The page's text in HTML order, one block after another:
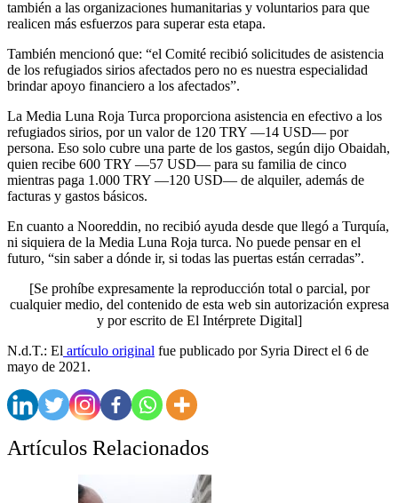
también a las organizaciones humanitarias y voluntarios para que
realicen más esfuerzos para superar esta etapa.
También mencionó que: “el Comité recibió solicitudes de asistencia
de los refugiados sirios afectados pero no es nuestra especialidad
brindar apoyo financiero a los afectados”.
La Media Luna Roja Turca proporciona asistencia en efectivo a los
refugiados sirios, por un valor de 120 TRY —14 USD— por
persona. Eso solo cubre una parte de los gastos, según dijo Obaidah,
quien recibe 600 TRY —57 USD— para su familia de cinco
mientras paga 1.000 TRY —120 USD— de alquiler, además de
facturas y gastos básicos.
En cuanto a Nooreddin, no recibió ayuda desde que llegó a Turquía,
ni siquiera de la Media Luna Roja turca. No puede pensar en el
futuro, “sin saber a dónde ir, si todas las puertas están cerradas”.
[Se prohíbe expresamente la reproducción total o parcial, por
cualquier medio, del contenido de esta web sin autorización expresa
y por escrito de El Intérprete Digital]
N.d.T.: El artículo original fue publicado por Syria Direct el 6 de
mayo de 2021.
Artículos Relacionados